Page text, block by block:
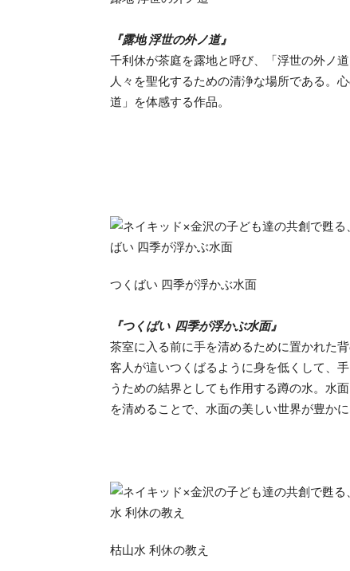
『露地 浮世の外ノ道』
千利休が茶庭を露地と呼び、「浮世の外ノ
人々を聖化するための清浄な場所である。
道」を体感する作品。
つくばい 四季が浮かぶ水面
『つくばい 四季が浮かぶ水面』
茶室に入る前に手を清めるために置かれた
客人が這いつくばるように身を低くして、
うための結界としても作用する蹲の水。水
を清めることで、水面の美しい世界が豊かに
枯山水 利休の教え